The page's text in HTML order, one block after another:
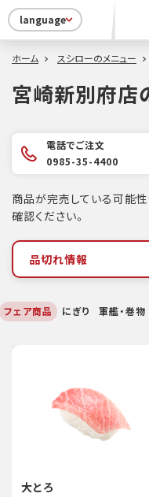
language
ホーム スシローのメニュー
宮崎新別府店
電話でご注文
0985-35-4400
商品が完売している可能性
確認ください。
品切れ情報
フェア商品 にぎり 軍艦・巻物
大とろ